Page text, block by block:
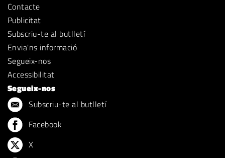
Contacte
Publicitat
Subscriu-te al butlletí
Envia'ns informació
Segueix-nos
Accessibilitat
Segueix-nos
Subscriu-te al butlletí
Facebook
X